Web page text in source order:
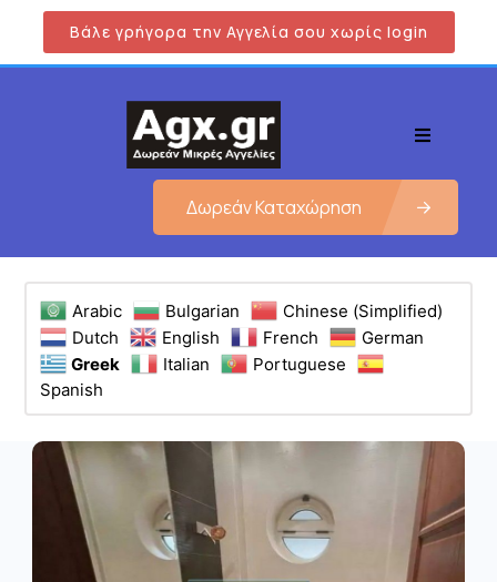
Βάλε γρήγορα την Αγγελία σου χωρίς login
Δωρεάν Καταχώρηση
Arabic Bulgarian
Chinese (Simplified)
Dutch
English French
German
Greek
Italian
Portuguese
Spanish